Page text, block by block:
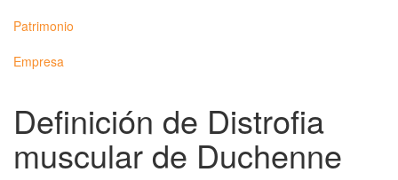
Patrimonio
Empresa
Definición de Distrofia
muscular de Duchenne